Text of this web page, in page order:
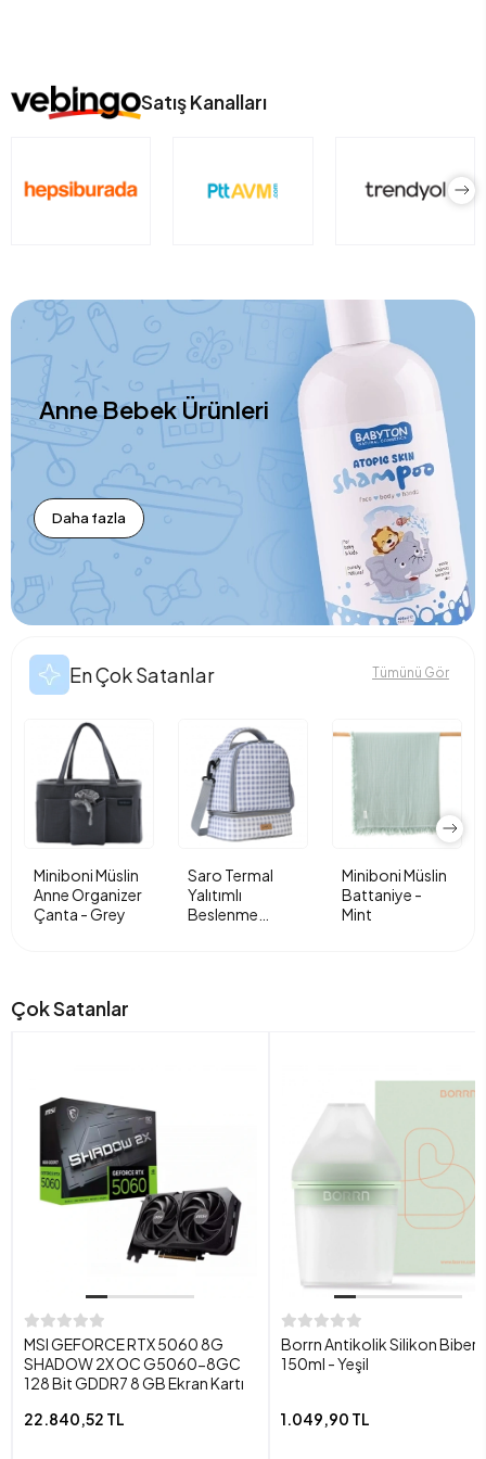
Satış Kanalları
Anne Bebek Ürünleri
Daha fazla
En Çok Satanlar Tümünü Gör
Miniboni Müslin
Anne Organizer
Çanta - Grey
Saro Termal
Yalıtımlı
Beslenme
Miniboni Müslin
Battaniye -
Mint
Çok Satanlar
MSI GEFORCE RTX 5060 8G
SHADOW 2X OC G5060-8GC
128 Bit GDDR7 8 GB Ekran Kartı
22.840,52 TL
Borrn Antikolik Silikon
150ml - Yeşil
1.049,90 TL